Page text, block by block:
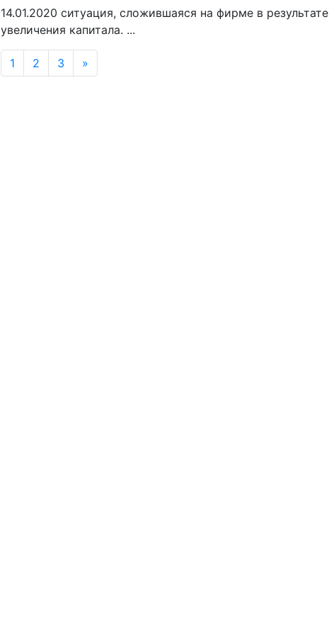
14.01.2020 ситуация, сложившаяся на фирме в результате
увеличения капитала. ...
1 2 3 »